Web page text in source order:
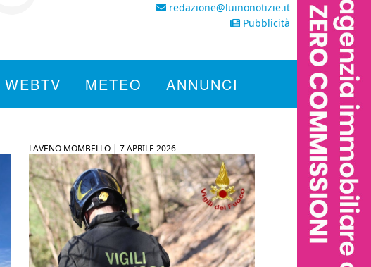
redazione@luinonotizie.it
Pubblicità
WEBTV METEO ANNUNCI
LAVENO MOMBELLO | 7 APRILE 2026